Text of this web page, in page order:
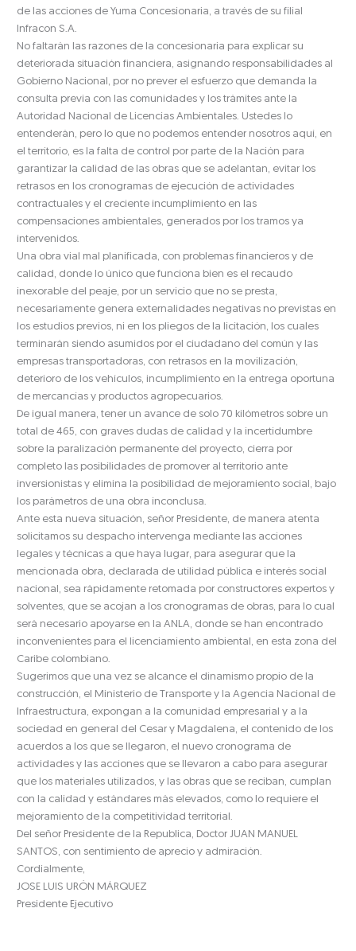
de las acciones de Yuma Concesionaria, a través de su filial
Infracon S.A.
No faltarán las razones de la concesionaria para explicar su
deteriorada situación financiera, asignando responsabilidades al
Gobierno Nacional, por no prever el esfuerzo que demanda la
consulta previa con las comunidades y los trámites ante la
Autoridad Nacional de Licencias Ambientales. Ustedes lo
entenderán, pero lo que no podemos entender nosotros aquí, en
el territorio, es la falta de control por parte de la Nación para
garantizar la calidad de las obras que se adelantan, evitar los
retrasos en los cronogramas de ejecución de actividades
contractuales y el creciente incumplimiento en las
compensaciones ambientales, generados por los tramos ya
intervenidos.
Una obra vial mal planificada, con problemas financieros y de
calidad, donde lo único que funciona bien es el recaudo
inexorable del peaje, por un servicio que no se presta,
necesariamente genera externalidades negativas no previstas en
los estudios previos, ni en los pliegos de la licitación, los cuales
terminarán siendo asumidos por el ciudadano del común y las
empresas transportadoras, con retrasos en la movilización,
deterioro de los vehículos, incumplimiento en la entrega oportuna
de mercancías y productos agropecuarios.
De igual manera, tener un avance de solo 70 kilómetros sobre un
total de 465, con graves dudas de calidad y la incertidumbre
sobre la paralización permanente del proyecto, cierra por
completo las posibilidades de promover al territorio ante
inversionistas y elimina la posibilidad de mejoramiento social, bajo
los parámetros de una obra inconclusa.
Ante esta nueva situación, señor Presidente, de manera atenta
solicitamos su despacho intervenga mediante las acciones
legales y técnicas a que haya lugar, para asegurar que la
mencionada obra, declarada de utilidad pública e interés social
nacional, sea rápidamente retomada por constructores expertos y
solventes, que se acojan a los cronogramas de obras, para lo cual
será necesario apoyarse en la ANLA, donde se han encontrado
inconvenientes para el licenciamiento ambiental, en esta zona del
Caribe colombiano.
Sugerimos que una vez se alcance el dinamismo propio de la
construcción, el Ministerio de Transporte y la Agencia Nacional de
Infraestructura, expongan a la comunidad empresarial y a la
sociedad en general del Cesar y Magdalena, el contenido de los
acuerdos a los que se llegaron, el nuevo cronograma de
actividades y las acciones que se llevaron a cabo para asegurar
que los materiales utilizados, y las obras que se reciban, cumplan
con la calidad y estándares más elevados, como lo requiere el
mejoramiento de la competitividad territorial.
Del señor Presidente de la Republica, Doctor JUAN MANUEL
SANTOS, con sentimiento de aprecio y admiración.
Cordialmente,
JOSE LUIS URÓN MÁRQUEZ
Presidente Ejecutivo